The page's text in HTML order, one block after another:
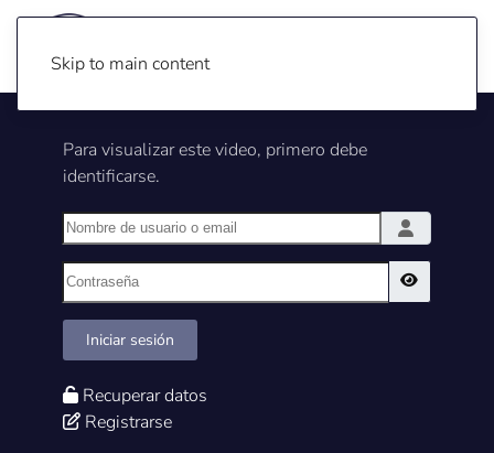
Skip to main content
Para visualizar este video, primero debe
identificarse.
Nombre de usuario o email
Contraseña
Iniciar sesión
Recuperar datos
Registrarse